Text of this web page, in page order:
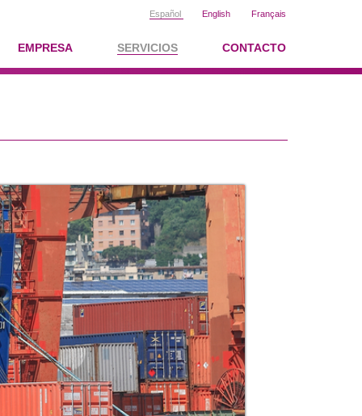
Español English Français
EMPRESA SERVICIOS CONTACTO